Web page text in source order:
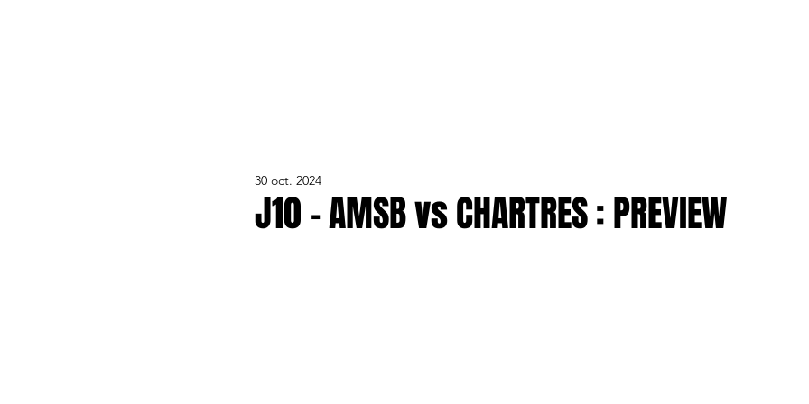
J10 - AMSB vs CHARTRES : PREVIEW
30 oct. 2024